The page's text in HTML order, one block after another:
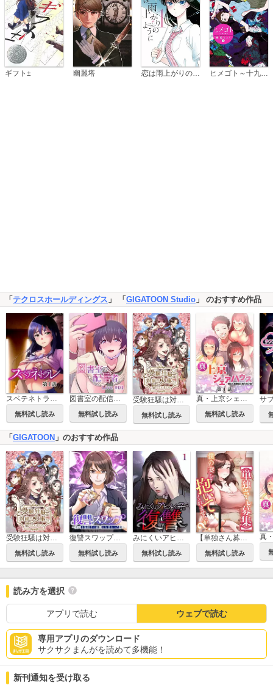
ギフト± 幽麗塔
「テクロスホールディングス 」 「GIGATOON Studio 」 のおすすめ作品
スベテネトラレ【ソフト版】【フルカラー】【タテヨミ】
無料試し読み
図書室の配信者【ソフト版】【フルカラー】【タテヨミ】
無料試し読み 無料試し読み
真・上京シェアハウス～彼女と幼馴染と知らない奴～【ソフト版】【フルカラー】【タテヨミ】
無料試し読み
「GIGATOON 」のおすすめ作品
受験狂騒は対岸の火事だと思っていました【フルカラー】【タテヨミ】
無料試し読み
復讐スワップ～夫の不倫相手の娘と入れ替わった私～【フルカラー】【タテヨミ】
無料試し読み
みにくいアヒルの子の復讐【フルカラー】【タテヨミ】
無料試し読み
【単独さん募集】僕の妻を抱いてくれませんか？【ソフト版】【フルカラー】【タテヨミ】
無料試し読み
読み方を選択
アプリで読む ウェブで読む
専用アプリのダウンロード
サクサクまんがを読めて多機能！
新刊通知を受け取る